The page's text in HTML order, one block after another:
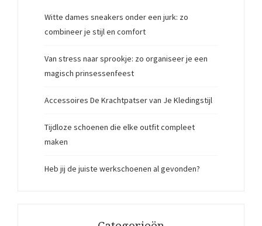
Witte dames sneakers onder een jurk: zo
combineer je stijl en comfort
Van stress naar sprookje: zo organiseer je een
magisch prinsessenfeest
Accessoires De Krachtpatser van Je Kledingstijl
Tijdloze schoenen die elke outfit compleet
maken
Heb jij de juiste werkschoenen al gevonden?